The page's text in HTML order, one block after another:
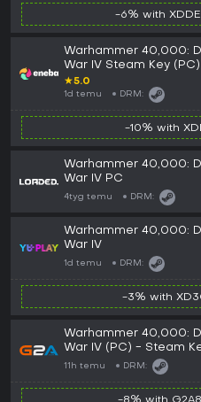
-6% with
Warhammer 40,000:
War IV Steam Key
★5.0
1d temu DRM:
-10% with
Warhammer 40,000:
War IV PC
4tyg temu DRM:
Warhammer 40,000:
War IV
1d temu DRM:
-3% with
Warhammer 40,000:
War IV (PC) - Steam
GLOBAL
11h temu DRM: